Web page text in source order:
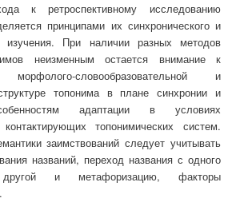
к ретроспективному исследованию
принципами их синхронического и
изучения. При наличии разных методов
неизменным остается внимание к
морфолого-словообразовательной и
топонима в плане синхронии и
адаптации в условиях
контактирующих топонимических систем.
заимствований следует учитывать
названий, переход названия с одного
и метафоризацию, факторы